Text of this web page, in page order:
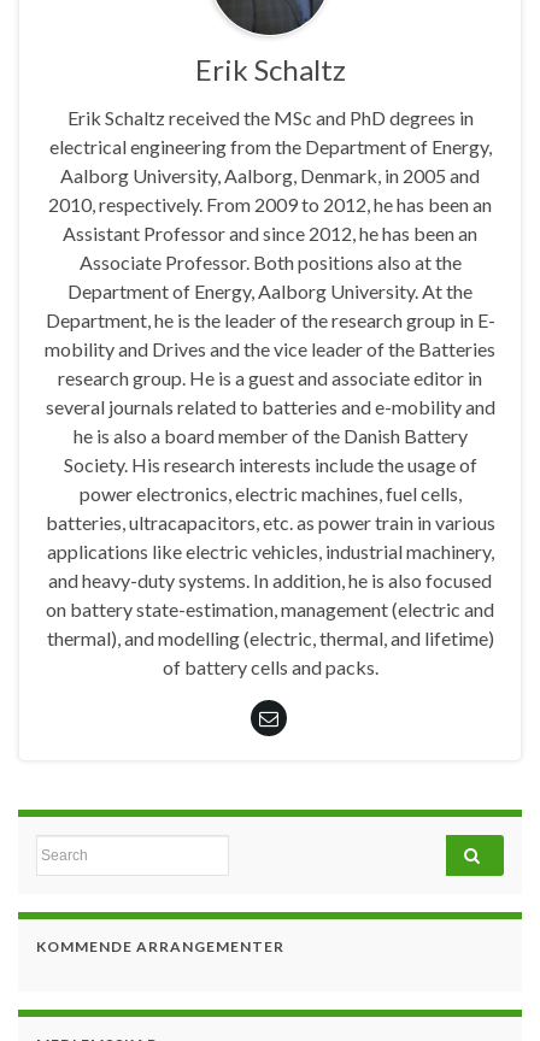
Erik Schaltz
Erik Schaltz received the MSc and PhD degrees in
electrical engineering from the Department of Energy,
Aalborg University, Aalborg, Denmark, in 2005 and
2010, respectively. From 2009 to 2012, he has been an
Assistant Professor and since 2012, he has been an
Associate Professor. Both positions also at the
Department of Energy, Aalborg University. At the
Department, he is the leader of the research group in E-
mobility and Drives and the vice leader of the Batteries
research group. He is a guest and associate editor in
several journals related to batteries and e-mobility and
he is also a board member of the Danish Battery
Society. His research interests include the usage of
power electronics, electric machines, fuel cells,
batteries, ultracapacitors, etc. as power train in various
applications like electric vehicles, industrial machinery,
and heavy-duty systems. In addition, he is also focused
on battery state-estimation, management (electric and
thermal), and modelling (electric, thermal, and lifetime)
of battery cells and packs.
Search for:
KOMMENDE ARRANGEMENTER